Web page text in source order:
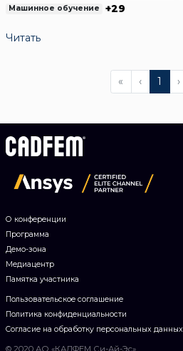
Машинное обучение
+29
Читать
« ‹ 1 ›
О конференции
Программа
Демо-зона
Медиацентр
Памятка участника
Пользовательское соглашение
Политика конфиденциальности
Согласие на обработку персональных данных
© 2020 АО «КАДФЕМ Си-Ай-Эс»